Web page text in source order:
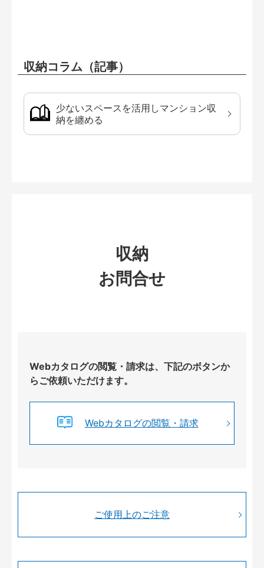
収納コラム（記事）
少ないスペースを活用しマンション収
納を纏める
収納
お問合せ
Webカタログの閲覧・請求は、下記のボタンか
らご依頼いただけます。
Webカタログの閲覧・請求
ご使用上のご注意